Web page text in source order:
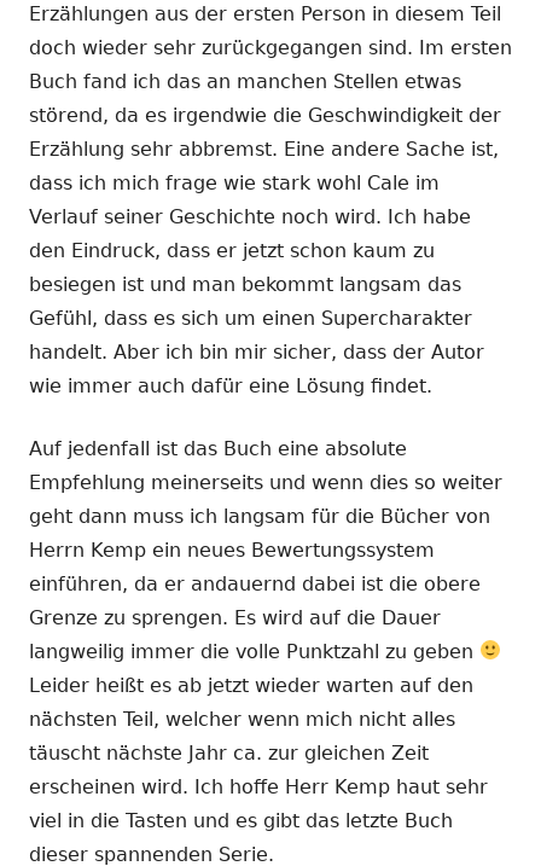
Erzählungen aus der ersten Person in diesem Teil
doch wieder sehr zurückgegangen sind. Im ersten
Buch fand ich das an manchen Stellen etwas
störend, da es irgendwie die Geschwindigkeit der
Erzählung sehr abbremst. Eine andere Sache ist,
dass ich mich frage wie stark wohl Cale im
Verlauf seiner Geschichte noch wird. Ich habe
den Eindruck, dass er jetzt schon kaum zu
besiegen ist und man bekommt langsam das
Gefühl, dass es sich um einen Supercharakter
handelt. Aber ich bin mir sicher, dass der Autor
wie immer auch dafür eine Lösung findet.
Auf jedenfall ist das Buch eine absolute
Empfehlung meinerseits und wenn dies so weiter
geht dann muss ich langsam für die Bücher von
Herrn Kemp ein neues Bewertungssystem
einführen, da er andauernd dabei ist die obere
Grenze zu sprengen. Es wird auf die Dauer
langweilig immer die volle Punktzahl zu geben
Leider heißt es ab jetzt wieder warten auf den
nächsten Teil, welcher wenn mich nicht alles
täuscht nächste Jahr ca. zur gleichen Zeit
erscheinen wird. Ich hoffe Herr Kemp haut sehr
viel in die Tasten und es gibt das letzte Buch
dieser spannenden Serie.